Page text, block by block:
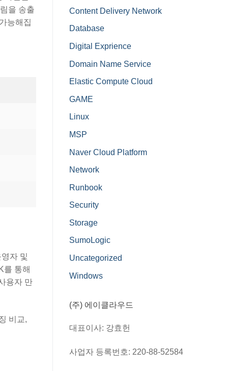
을 송출
능해집
자 및
를 통해
용자 만
비교,
Content Delivery Network
Database
Digital Exprience
Domain Name Service
Elastic Compute Cloud
GAME
Linux
MSP
Naver Cloud Platform
Network
Runbook
Security
Storage
SumoLogic
Uncategorized
Windows
(주) 에이클라우드
대표이사: 강효헌
사업자 등록번호: 220-88-52584